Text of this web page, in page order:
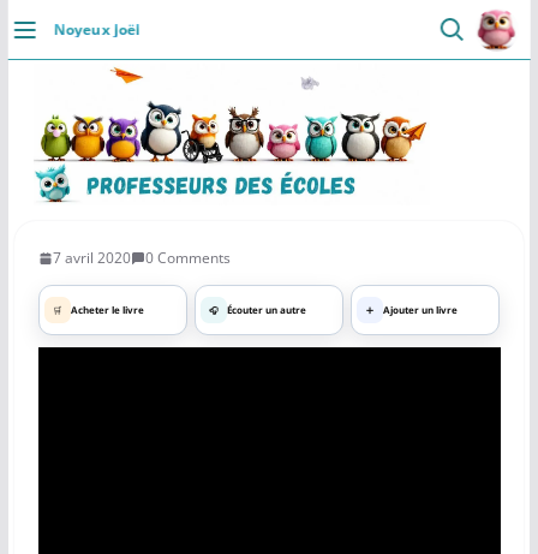
PasserNoyeux Joël
DÉCOUVRIR
Accueil
Se connecter
Ressources
7 avril 2020 0 Comments
🛒 Acheter le livre 🎧 Écouter un autre ➕ Ajouter un livre